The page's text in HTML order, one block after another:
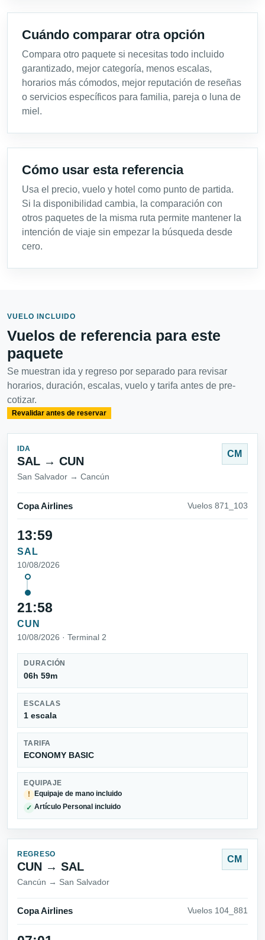
Cuándo comparar otra opción
Compara otro paquete si necesitas todo incluido
garantizado, mejor categoría, menos escalas,
horarios más cómodos, mejor reputación de reseñas
o servicios específicos para familia, pareja o luna de
miel.
Cómo usar esta referencia
Usa el precio, vuelo y hotel como punto de partida.
Si la disponibilidad cambia, la comparación con
otros paquetes de la misma ruta permite mantener la
intención de viaje sin empezar la búsqueda desde
cero.
VUELO INCLUIDO
Vuelos de referencia para este
paquete
Se muestran ida y regreso por separado para revisar
horarios, duración, escalas, vuelo y tarifa antes de pre-
cotizar.
Revalidar antes de reservar
IDA
SAL → CUN
San Salvador → Cancún
CM
Copa Airlines Vuelos 871_103
13:59
SAL
10/08/2026
21:58
CUN
10/08/2026 · Terminal 2
DURACIÓN
06h 59m
ESCALAS
1 escala
TARIFA
ECONOMY BASIC
EQUIPAJE
!
Equipaje de mano incluido
✓ Artículo Personal incluido
REGRESO
CUN → SAL
Cancún → San Salvador
CM
Copa Airlines Vuelos 104_881